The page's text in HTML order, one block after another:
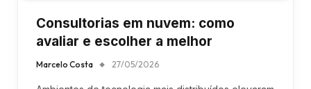
Consultorias em nuvem: como
avaliar e escolher a melhor
Marcelo Costa 27/05/2026